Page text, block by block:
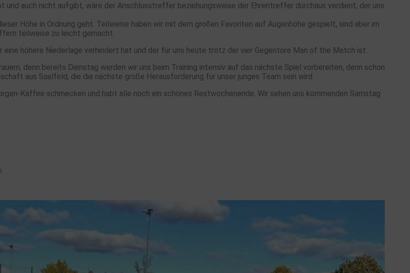
und auch nicht aufgibt, wäre der Anschlusstreffer beziehungsweise der Ehrentreffer durchaus verdient, der uns
Höhe in Ordnung geht. Teilweise haben wir mit dem großen Favoriten auf Augenhöhe gespielt, sind aber im
teilweise zu leicht gemacht.
eine höhere Niederlage verhindert hat und der für uns heute trotz der vier Gegentore Man of the Match ist.
denn bereits Dienstag werden wir uns beim Training intensiv auf das nächste Spiel vorbereiten, denn schon
aus Saalfeld, die die nächste große Herausforderung für unser junges Team sein wird.
Kaffee schmecken und habt alle noch ein schönes Restwochenende. Wir sehen uns kommenden Samstag